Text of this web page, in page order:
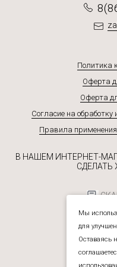
Политика
Оферта
Оферта
Согласие на
Правила применения
В НАШЕМ ИНТЕРНЕТ-
СДЕЛАТЬ
Мы
для
Оставаясь